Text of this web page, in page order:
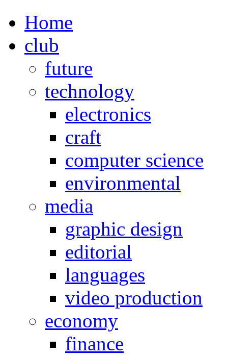
Home
club
future
technology
electronics
craft
computer science
environmental
media
graphic design
editorial
languages
video production
economy
finance